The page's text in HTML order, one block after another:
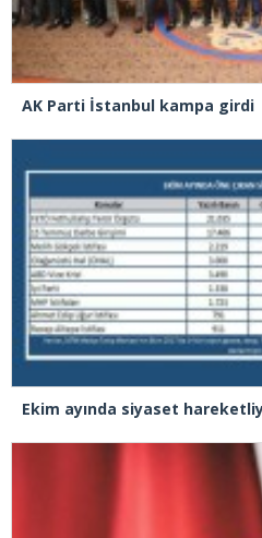
AK Parti İstanbul kampa girdi
Ekim ayında siyaset